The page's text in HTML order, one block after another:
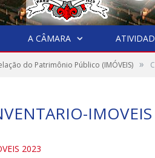
A CÂMARA
do Patrimônio Público (IMÓVEIS) »
2023